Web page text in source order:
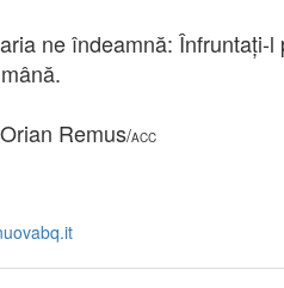
ne îndeamnă: Înfruntați-
Remus/ACC